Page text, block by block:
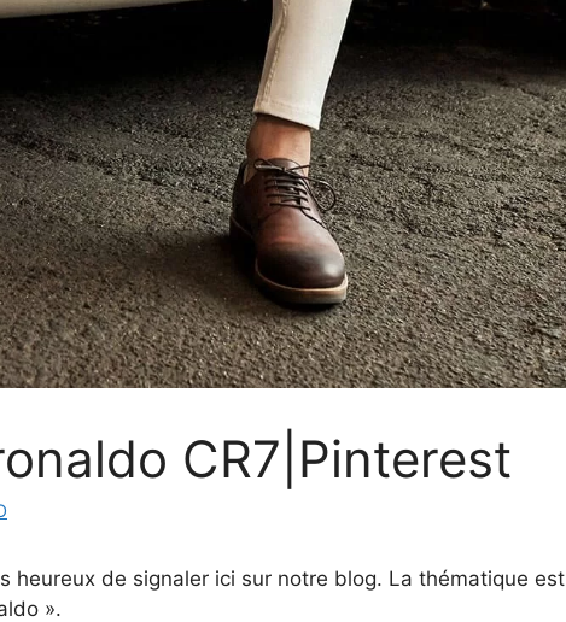
CR7|Pinterest
heureux de signaler ici sur notre blog. La thématique est
».